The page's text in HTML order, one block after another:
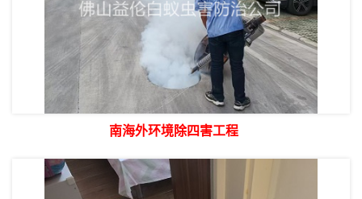
南海外环境除四害工程